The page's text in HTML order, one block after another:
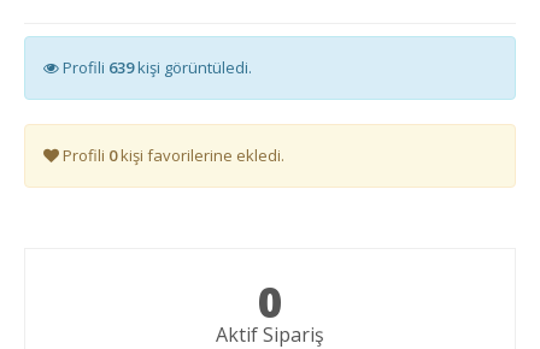
Profili 639kişi görüntüledi.
Profili 0kişi favorilerine ekledi.
0
Aktif Sipariş